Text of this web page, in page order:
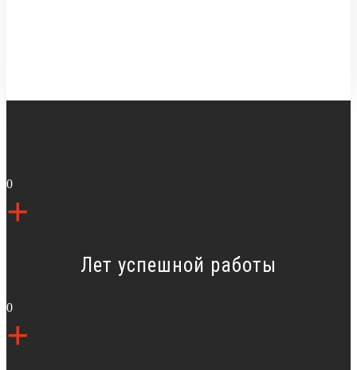
0
+
Лет успешной работы
0
+